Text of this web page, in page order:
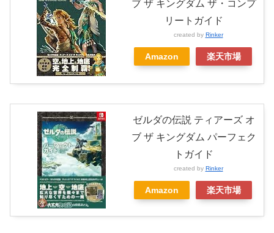
ブ ザ キングダム ザ・コンプ
リートガイド
created by Rinker
Amazon 楽天市場
ゼルダの伝説 ティアーズ オ
ブ ザ キングダム パーフェク
トガイド
created by Rinker
Amazon 楽天市場